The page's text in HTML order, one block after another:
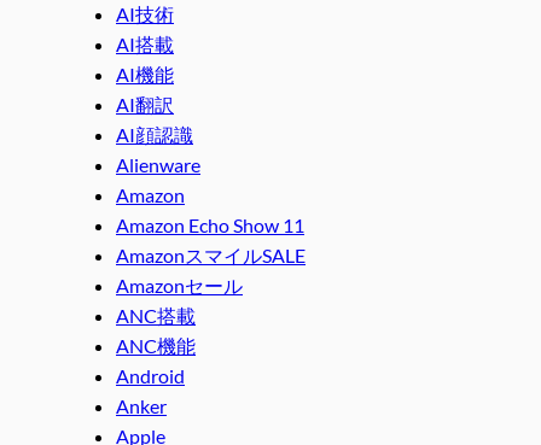
AI技術
AI搭載
AI機能
AI翻訳
AI顔認識
Alienware
Amazon
Amazon Echo Show 11
AmazonスマイルSALE
Amazonセール
ANC搭載
ANC機能
Android
Anker
Apple